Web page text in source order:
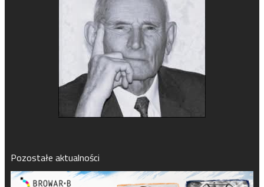
Pozostałe aktualności